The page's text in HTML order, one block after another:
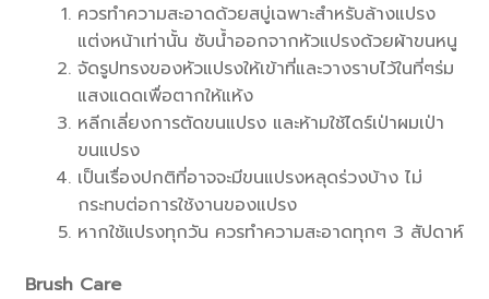
ควรทำความสะอาดด้วยสบู่เฉพาะสำหรับล้างแปรง
แต่งหน้าเท่านั้น ซับน้ำออกจากหัวแปรงด้วยผ้าขนหนู
จัดรูปทรงของหัวแปรงให้เข้าที่และวางราบไว้ในที่ๆร่ม
แสงแดดเพื่อตากให้แห้ง
หลีกเลี่ยงการตัดขนแปรง และห้ามใช้ไดร์เป่าผมเป่า
ขนแปรง
เป็นเรื่องปกติที่อาจจะมีขนแปรงหลุดร่วงบ้าง ไม่
กระทบต่อการใช้งานของแปรง
หากใช้แปรงทุกวัน ควรทำความสะอาดทุกๆ 3 สัปดาห์
Brush Care